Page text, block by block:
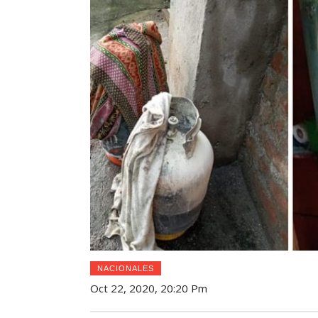
NACIONALES
Oct 22, 2020, 20:20 Pm